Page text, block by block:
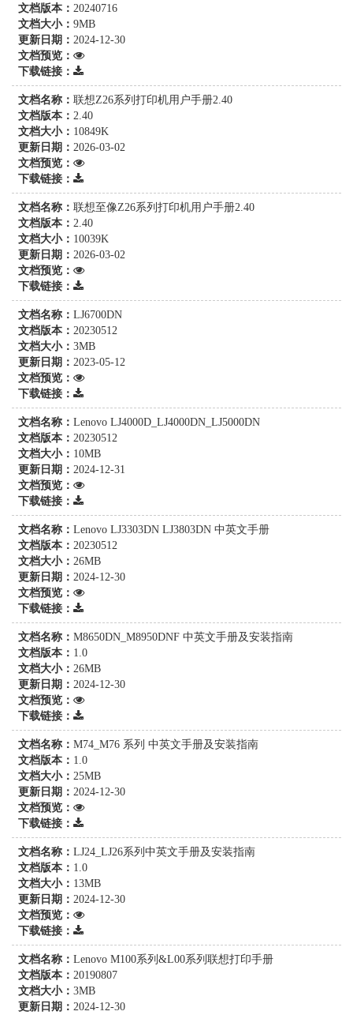
文档版本： 20240716
文档大小： 9MB
更新日期： 2024-12-30
文档预览：
下载链接：
文档名称： 联想Z26系列打印机用户手册2.40
文档版本： 2.40
文档大小： 10849K
更新日期： 2026-03-02
文档预览：
下载链接：
文档名称： 联想至像Z26系列打印机用户手册2.40
文档版本： 2.40
文档大小： 10039K
更新日期： 2026-03-02
文档预览：
下载链接：
文档名称： LJ6700DN
文档版本： 20230512
文档大小： 3MB
更新日期： 2023-05-12
文档预览：
下载链接：
文档名称： Lenovo LJ4000D_LJ4000DN_LJ5000DN
文档版本： 20230512
文档大小： 10MB
更新日期： 2024-12-31
文档预览：
下载链接：
文档名称： Lenovo LJ3303DN LJ3803DN 中英文手册
文档版本： 20230512
文档大小： 26MB
更新日期： 2024-12-30
文档预览：
下载链接：
文档名称： M8650DN_M8950DNF 中英文手册及安装指南
文档版本： 1.0
文档大小： 26MB
更新日期： 2024-12-30
文档预览：
下载链接：
文档名称： M74_M76 系列 中英文手册及安装指南
文档版本： 1.0
文档大小： 25MB
更新日期： 2024-12-30
文档预览：
下载链接：
文档名称： LJ24_LJ26系列中英文手册及安装指南
文档版本： 1.0
文档大小： 13MB
更新日期： 2024-12-30
文档预览：
下载链接：
文档名称： Lenovo M100系列&L00系列联想打印手册
文档版本： 20190807
文档大小： 3MB
更新日期： 2024-12-30